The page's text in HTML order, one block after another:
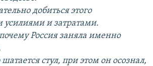
добиться этого
и затратами.
Россия заняла именно
стул, при этом он осознал,